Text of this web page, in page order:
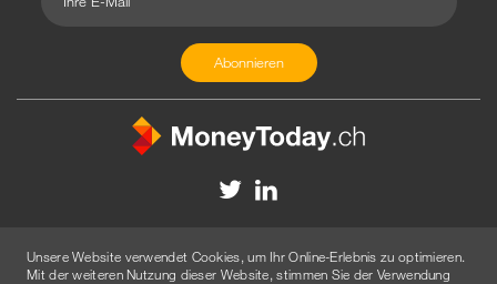
Disclaimer
Werbung
Unsere Website verwendet Cookies, um Ihr Online-Erlebnis zu optimieren.
Mit der weiteren Nutzung dieser Website, stimmen Sie der Verwendung